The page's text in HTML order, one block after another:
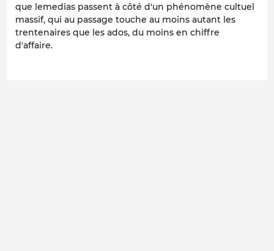
que lemedias passent à côté d'un phénomène cultuel
massif, qui au passage touche au moins autant les
trentenaires que les ados, du moins en chiffre
d'affaire.